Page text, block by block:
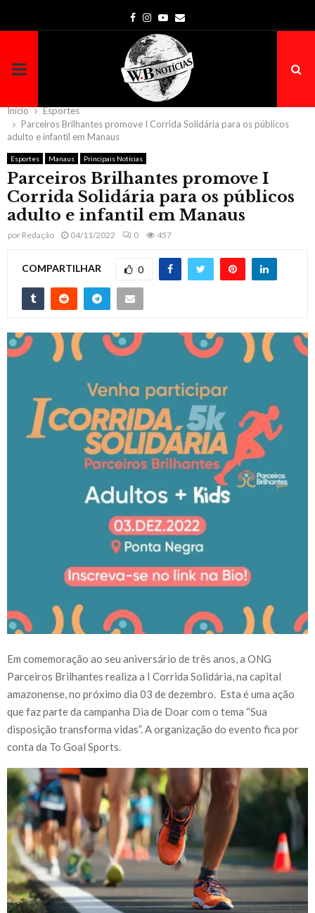
Facebook
Instagram
Youtube
Email
PRIMARY
MENU
Início
Esportes
Parceiros Brilhantes promove I Corrida Solidária para os públicos
adulto e infantil em Manaus
Esportes Manaus Principais Notícias
Parceiros Brilhantes promove I
Corrida Solidária para os públicos
adulto e infantil em Manaus
por Redação 04/11/2022 0 457
COMPARTILHAR 0
Em comemoração ao seu aniversário de três anos, a ONG
Parceiros Brilhantes realiza a I Corrida Solidária, na capital
amazonense, no próximo dia 03 de dezembro. Esta é uma ação
que faz parte da campanha Dia de Doar com o tema “Sua
disposição transforma vidas”. A organização do evento fica por
conta da To Goal Sports.